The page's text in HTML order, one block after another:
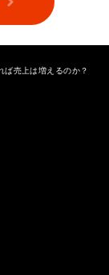
売上は増えるのか？